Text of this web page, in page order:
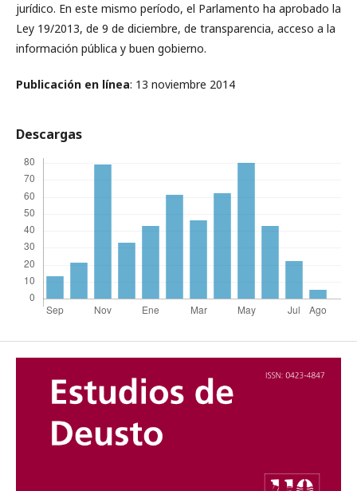
jurídico. En este mismo período, el Parlamento ha aprobado la
Ley 19/2013, de 9 de diciembre, de transparencia, acceso a la
información pública y buen gobierno.
Publicación en línea: 13 noviembre 2014
Descargas